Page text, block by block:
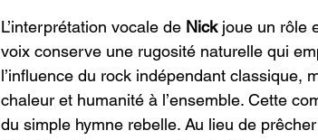
L’interprétation vocale de Nick joue un rôle
voix conserve une rugosité naturelle qui
l’influence du rock indépendant classique,
chaleur et humanité à l’ensemble. Cette
du simple hymne rebelle. Au lieu de